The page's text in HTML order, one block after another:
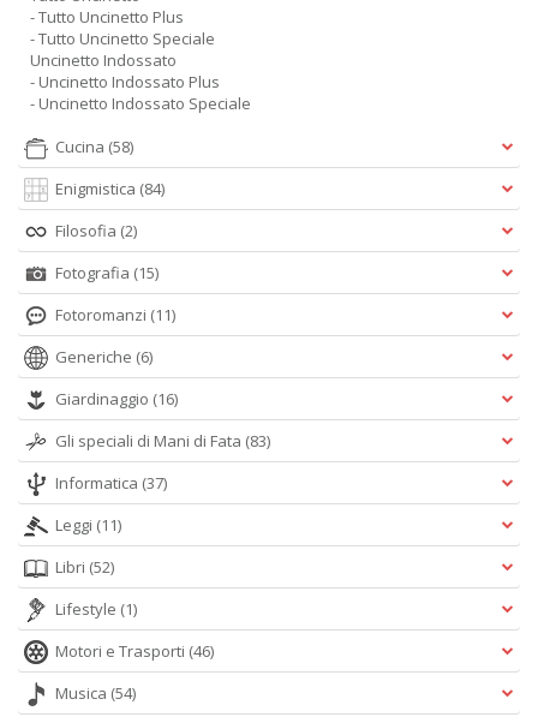
- Tutto Uncinetto Plus
- Tutto Uncinetto Speciale
Uncinetto Indossato
- Uncinetto Indossato Plus
- Uncinetto Indossato Speciale
Cucina (58)
Enigmistica (84)
Filosofia (2)
Fotografia (15)
Fotoromanzi (11)
Generiche (6)
Giardinaggio (16)
Gli speciali di Mani di Fata (83)
Informatica (37)
Leggi (11)
Libri (52)
Lifestyle (1)
Motori e Trasporti (46)
Musica (54)